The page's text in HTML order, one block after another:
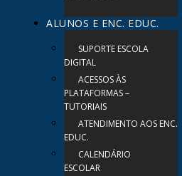
ALUNOS E ENC. EDUC.
SUPORTE ESCOLA
DIGITAL
ACESSOS ÀS
PLATAFORMAS –
TUTORIAIS
ATENDIMENTO AOS ENC.
EDUC.
CALENDÁRIO
ESCOLAR